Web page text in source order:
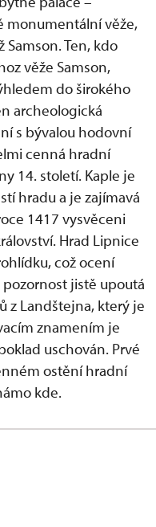
monumentální věže,
Samson. Ten, kdo
věže Samson,
do širokého
archeologická
s bývalou hodovní
cenná hradní
14. století. Kaple je
hradu a je zajímavá
1417 vysvěceni
Hrad Lipnice
což ocení
jistě upoutá
z Landštejna, který je
znamením je
uschován. Prvé
ostění hradní
kde.